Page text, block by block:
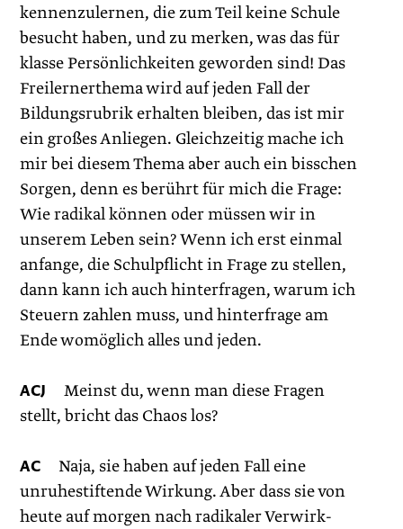
kennenzulernen, die zum Teil keine Schule
besucht haben, und zu merken, was das für
klasse Persönlichkeiten geworden sind! Das
Freilernerthema wird auf jeden Fall der
Bildungsrubrik erhalten bleiben, das ist mir
ein großes Anliegen. Gleichzeitig mache ich
mir bei diesem Thema aber auch ein bisschen
Sorgen, denn es berührt für mich die Frage:
Wie radikal können oder müssen wir in
unserem Leben sein? Wenn ich erst einmal
anfange, die Schulpflicht in Frage zu stellen,
dann kann ich auch hinterfragen, warum ich
Steuern zahlen muss, und hinterfrage am
Ende womöglich alles und jeden.
ACJ Meinst du, wenn man diese Fragen
stellt, bricht das Chaos los?
AC Naja, sie haben auf jeden Fall eine
unruhestiftende Wirkung. Aber dass sie von
heute auf morgen nach radikaler Verwirk­